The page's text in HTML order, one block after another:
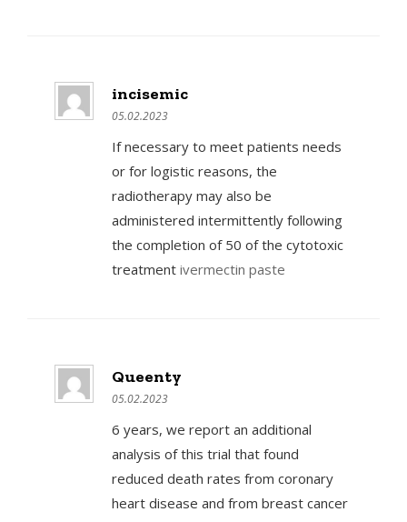
incisemic
05.02.2023
If necessary to meet patients needs
or for logistic reasons, the
radiotherapy may also be
administered intermittently following
the completion of 50 of the cytotoxic
treatment ivermectin paste
Queenty
05.02.2023
6 years, we report an additional
analysis of this trial that found
reduced death rates from coronary
heart disease and from breast cancer